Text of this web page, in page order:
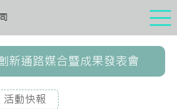
新通路媒合暨成果發表會
動快報